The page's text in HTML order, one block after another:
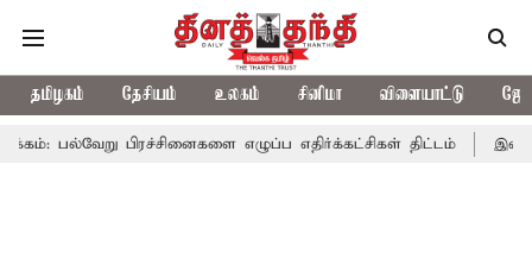
தமிழகம் தேசியம் உலகம் சினிமா விளையாட்டு
பிரச்சினைகளை எழுப்ப எதிர்க்கட்சிகள் திட்டம் இன்று